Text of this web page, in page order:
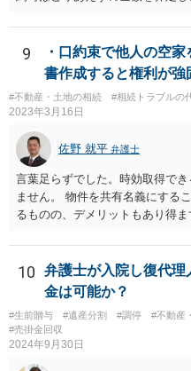
あり得ます。 今後の見通しを言
が納得できる説明を受けるべき
9
・口約束で他人の空
書作成すると権利が強
#不動産・土地の相続 #相続トラブルの
2023年3月16日
佐野 就平 弁護士
言葉足らずでした。時効取得で
ません。 物件を共有名義にする
るものの、デメリットもあり得
10
弁護士が入院し復代理
金は可能か？
#生前贈与 #遺産分割 #調停 #不動産
#売掛金回収
2024年9月30日